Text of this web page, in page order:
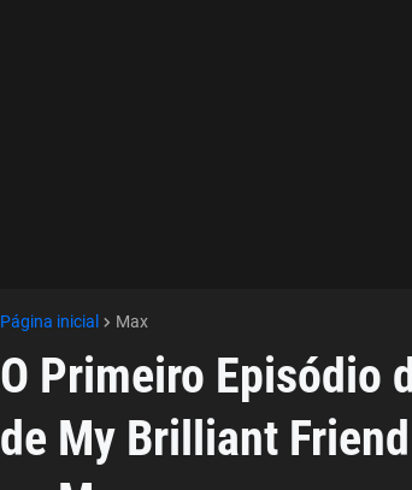
Página inicial Max
O Primeiro Episódio
de My Brilliant